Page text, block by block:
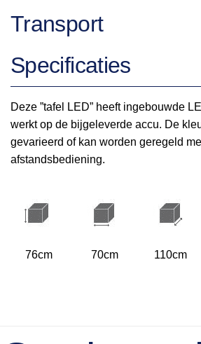
Transport
Specificaties
Deze ”tafel LED” heeft ingebouwde
werkt op de bijgeleverde accu. De
gevarieerd of kan worden geregeld
afstandsbediening.
76cm 70cm 110cm